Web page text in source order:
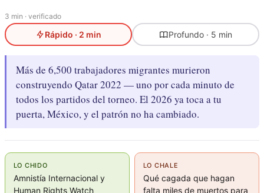
3 min · verificado
Rápido · 2 min Profundo · 5 min
Más de 6,500 trabajadores migrantes murieron
construyendo Qatar 2022 — uno por cada minuto de
todos los partidos del torneo. El 2026 ya toca a tu
puerta, México, y el patrón no ha cambiado.
LO CHIDO
Amnistía Internacional y
Human Rights Watch
LO CHALE
Qué cagada que hagan
falta miles de muertos para